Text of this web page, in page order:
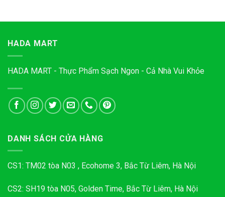
HADA MART
HADA MART - Thực Phẩm Sạch Ngon - Cả Nhà Vui Khỏe
DANH SÁCH CỬA HÀNG
CS1: TM02 tòa N03 , Ecohome 3, Bắc Từ Liêm, Hà Nội
CS2: SH19 tòa N05, Golden Time, Bắc Từ Liêm, Hà Nội